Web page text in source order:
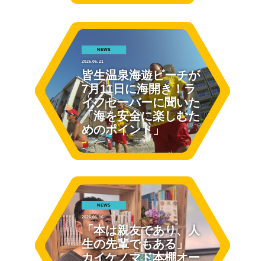
NEWS
2026.06.21
皆生温泉海遊ビーチが
7月11日に海開き！ラ
イフセーバーに聞いた
「海を安全に楽しむた
めのポイント」
NEWS
2026.06.16
「本は親友であり、人
生の先輩でもある」
カイケノマド本棚オー